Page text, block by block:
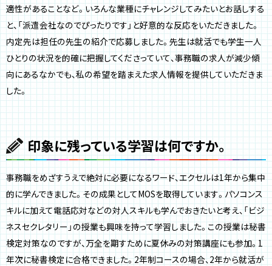
適性があることなど。いろんな業種にチャレンジしてみたいとお話しする
と、「派遣会社なのでぴったりです」と好意的な反応をいただきました。
内定先は担任の先生の紹介で応募しました。先生は就活でも学生一人
ひとりの状況を的確に把握してくださっていて、事務職の求人が減少傾
向にあるなかでも、私の希望を踏まえた求人情報を提供していただきま
した。
印象に残っている学習は何ですか。
事務職をめざすうえで絶対に必要になるワード、エクセルは1年から集中
的に学んできました。その成果としてMOSを取得しています。パソコンス
キルに加えて電話応対などの対人スキルも学んでおきたいと考え、「ビジ
ネスセクレタリー」の授業も興味を持って学習しました。この授業は秘書
検定対策なのですが、万全を期すために夏休みの対策講座にも参加。1
年次に秘書検定に合格できました。2年制コースの場合、2年から就活が